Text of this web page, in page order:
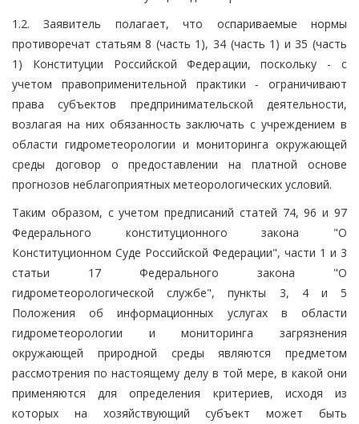
1.2. Заявитель полагает, что оспариваемые нормы
противоречат статьям 8 (часть 1), 34 (часть 1) и 35 (часть
1) Конституции Российской Федерации, поскольку - с
учетом правоприменительной практики - ограничивают
права субъектов предпринимательской деятельности,
возлагая на них обязанность заключать с учреждением в
области гидрометеорологии и мониторинга окружающей
среды договор о предоставлении на платной основе
прогнозов неблагоприятных метеорологических условий.
Таким образом, с учетом предписаний статей 74, 96 и 97
Федерального конституционного закона "О
Конституционном Суде Российской Федерации", части 1 и 3
статьи 17 Федерального закона "О
гидрометеорологической службе", пункты 3, 4 и 5
Положения об информационных услугах в области
гидрометеорологии и мониторинга загрязнения
окружающей природной среды являются предметом
рассмотрения по настоящему делу в той мере, в какой они
применяются для определения критериев, исходя из
которых на хозяйствующий субъект может быть